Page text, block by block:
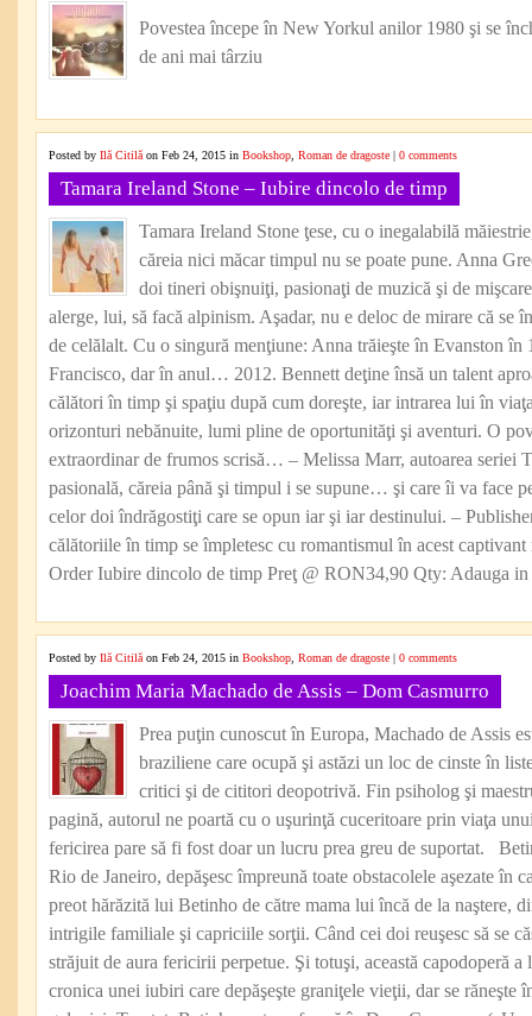
Povestea începe în New Yorkul anilor 1980 şi se
de ani mai târziu
Posted by Ilă Citilă on Feb 24, 2015 in Bookshop Roman de dragoste | 0 comments
Tamara Ireland Stone – Iubire dincolo de timp
Tamara Ireland Stone ţese, cu o inegalabilă
căreia nici măcar timpul nu se poate pune. Anna
doi tineri obişnuiţi, pasionaţi de muzică şi de
alerge, lui, să facă alpinism. Aşadar, nu e deloc de mirare că se
de celălalt. Cu o singură menţiune: Anna trăieşte în Evanston în
Francisco, dar în anul… 2012. Bennett deţine însă un talent
călători în timp şi spaţiu după cum doreşte, iar intrarea lui în
orizonturi nebănuite, lumi pline de oportunităţi şi aventuri. О
extraordinar de frumos scrisă… – Melissa Marr, autoarea
pasională, căreia până şi timpul i se supune… şi care îi va face
celor doi îndrăgostiţi care se opun iar şi iar destinului. –
călătoriile în timp se împletesc cu romantismul în acest
Order Iubire dincolo de timp Preţ @ RON34,90 Qty: Adauga in
Posted by Ilă Citilă on Feb 24, 2015 in Bookshop Roman de dragoste | 0 comments
Joachim Maria Machado de Assis – Dom Casmurro
Prea puţin cunoscut în Europa, Machado de Assis
braziliene care ocupă şi astăzi un loc de cinste în
critici şi de cititori deopotrivă. Fin psiholog şi
pagină, autorul ne poartă cu o uşurinţă cuceritoare prin viaţa
fericirea pare să fi fost doar un lucru prea greu de suportat.
Rio de Janeiro, depăşesc împreună toate obstacolele aşezate în
preot hărăzită lui Betinho de către mama lui încă de la naştere,
intrigile familiale şi capriciile sorţii. Când cei doi reuşesc să se
străjuit de aura fericirii perpetue. Şi totuşi, această capodoperă a
cronica unei iubiri care depăşeşte graniţele vieţii, dar se răneşte